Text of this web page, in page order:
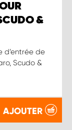
&
d’entrée de
Scudo &
AJOUTER